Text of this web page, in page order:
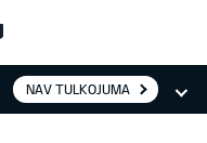
NAV TULKOJUMA